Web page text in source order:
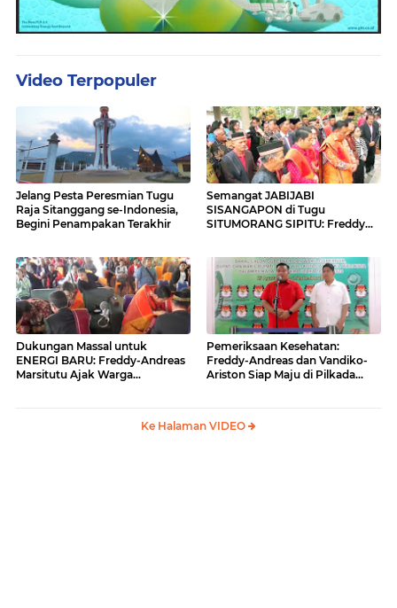
Video Terpopuler
Jelang Pesta Peresmian Tugu
Raja Sitanggang se-Indonesia,
Begini Penampakan Terakhir
Semangat JABIJABI
SISANGAPON di Tugu
SITUMORANG SIPITU: Freddy
Dukungan Massal untuk
ENERGI BARU: Freddy-Andreas
Marsitutu Ajak Warga
Pemeriksaan Kesehatan:
Freddy-Andreas dan Vandiko-
Ariston Siap Maju di Pilkada
Ke Halaman VIDEO